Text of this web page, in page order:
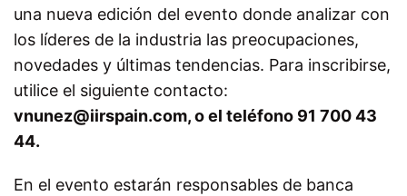
una nueva edición del evento donde analizar con
los líderes de la industria las preocupaciones,
novedades y últimas tendencias. Para inscribirse,
utilice el siguiente contacto:
vnunez@iirspain.com, o el teléfono 91 700 43
44.
En el evento estarán responsables de banca